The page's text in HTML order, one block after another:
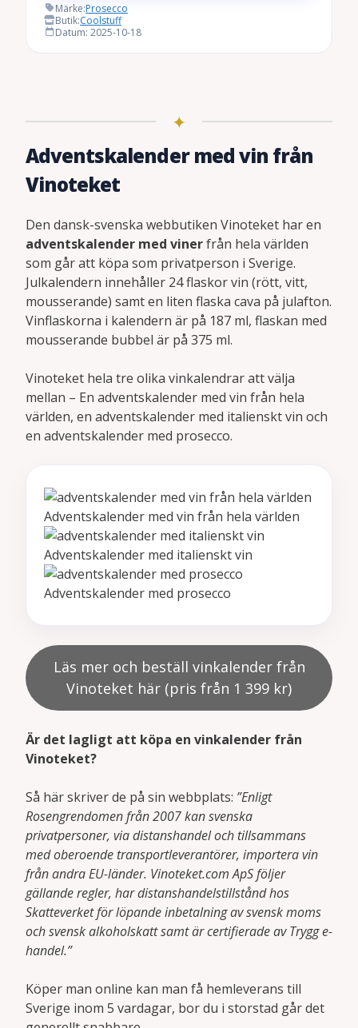
Märke:Prosecco
Butik:Coolstuff
Datum: 2025-10-18
Adventskalender med vin från
Vinoteket
Den dansk-svenska webbutiken Vinoteket har en
adventskalender med vinerfrån hela världen
som går att köpa som privatperson i Sverige.
Julkalendern innehåller 24 flaskor vin (rött, vitt,
mousserande) samt en liten flaska cava på julafton.
Vinflaskorna i kalendern är på 187 ml, flaskan med
mousserande bubbel är på 375 ml.
Vinoteket hela tre olika vinkalendrar att välja
mellan – En adventskalender med vin från hela
världen, en adventskalender med italienskt vin och
en adventskalender med prosecco.
Adventskalender med vin från hela världen
Adventskalender med italienskt vin
Adventskalender med prosecco
Läs mer och beställ vinkalender från
Vinoteket här (pris från 1 399 kr)
Är det lagligt att köpa en vinkalender från
Vinoteket?
Så här skriver de på sin webbplats: ”Enligt
Rosengrendomen från 2007 kan svenska
privatpersoner, via distanshandel och tillsammans
med oberoende transportleverantörer, importera vin
från andra EU-länder. Vinoteket.com ApS följer
gällande regler, har distanshandelstillstånd hos
Skatteverket för löpande inbetalning av svensk moms
och svensk alkoholskatt samt är certifierade av Trygg e-
handel.”
Köper man online kan man få hemleverans till
Sverige inom 5 vardagar, bor du i storstad går det